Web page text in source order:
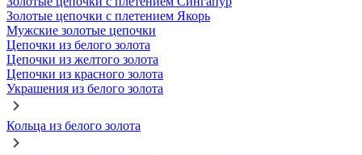
Золотые цепочки с плетением Якорь
Мужские золотые цепочки
Цепочки из белого золота
Цепочки из желтого золота
Цепочки из красного золота
Украшения из белого золота
Кольца из белого золота